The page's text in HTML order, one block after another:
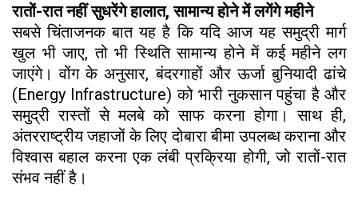
रातों-रात नहीं सुधरेंगे हालात, सामान्य होने में लगेंगे महीने
सबसे चिंताजनक बात यह है कि यदि आज यह समुद्री मार्ग
खुल भी जाए, तो भी स्थिति सामान्य होने में कई महीने लग
जाएंगे। वोंग के अनुसार, बंदरगाहों और ऊर्जा बुनियादी ढांचे
(Energy Infrastructure) को भारी नुकसान पहुंचा है और
समुद्री रास्तों से मलबे को साफ करना होगा। साथ ही,
अंतरराष्ट्रीय जहाजों के लिए दोबारा बीमा उपलब्ध कराना और
विश्वास बहाल करना एक लंबी प्रक्रिया होगी, जो रातों-रात
संभव नहीं है।